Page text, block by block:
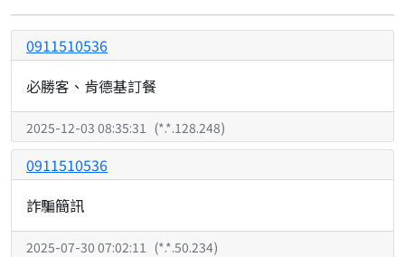
0911510536
必勝客、肯德基訂餐
2025-12-03 08:35:31 (*.*.128.248)
0911510536
詐騙簡訊
2025-07-30 07:02:11 (*.*.50.234)